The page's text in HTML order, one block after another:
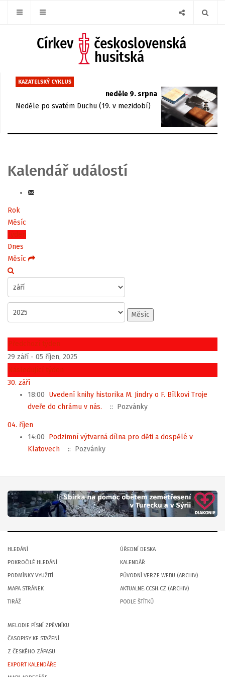
KAZATELSKÝ CYKLUS
neděle 9. srpna
Neděle po svatém Duchu (19. v mezidobí)
Kalendář událostí
Rok
Měsíc
Týden
Dnes
Měsíc
Měsíc
Předchozí týden
29 září - 05 říjen, 2025
Následující týden
30. září
18:00 Uvedení knihy historika M. Jindry o F. Bílkovi Troje
dveře do chrámu v nás.
:: Pozvánky
04. říjen
14:00 Podzimní výtvarná dílna pro děti a dospělé v
Klatovech
:: Pozvánky
HLEDÁNÍ
POKROČILÉ HLEDÁNÍ
PODMÍNKY VYUŽITÍ
MAPA STRÁNEK
TIRÁŽ
ÚŘEDNÍ DESKA
KALENDÁŘ
PŮVODNÍ VERZE WEBU (ARCHIV)
AKTUALNE.CCSH.CZ (ARCHIV)
PODLE ŠTÍTKŮ
MELODIE PÍSNÍ ZPĚVNÍKU
ČASOPISY KE STAŽENÍ
Z ČESKÉHO ZÁPASU
EXPORT KALENDÁŘE